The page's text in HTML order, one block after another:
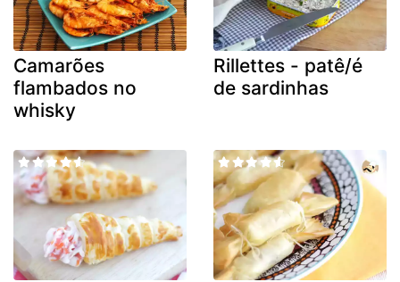
Camarões
flambados no
whisky
Rillettes - patê/é
de sardinhas